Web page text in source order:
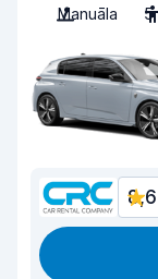
Manuāla
5
8,6